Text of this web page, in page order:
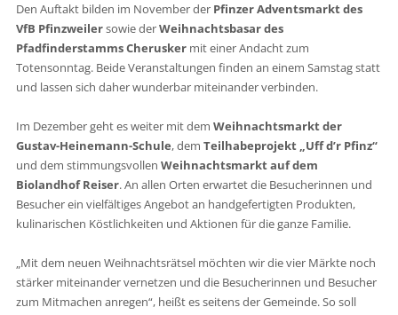
Den Auftakt bilden im November der Pfinzer Adventsmarkt des
VfB Pfinzweilersowie derWeihnachtsbasar des
Pfadfinderstamms Cheruskermit einer Andacht zum
Totensonntag. Beide Veranstaltungen finden an einem Samstag statt
und lassen sich daher wunderbar miteinander verbinden.
Im Dezember geht es weiter mit dem Weihnachtsmarkt der
Gustav-Heinemann-Schule, dem Teilhabeprojekt „Uff d’r Pfinz“
und dem stimmungsvollen Weihnachtsmarkt auf dem
Biolandhof Reiser. An allen Orten erwartet die Besucherinnen und
Besucher ein vielfältiges Angebot an handgefertigten Produkten,
kulinarischen Köstlichkeiten und Aktionen für die ganze Familie.
„Mit dem neuen Weihnachtsrätsel möchten wir die vier Märkte noch
stärker miteinander vernetzen und die Besucherinnen und Besucher
zum Mitmachen anregen“, heißt es seitens der Gemeinde. So soll